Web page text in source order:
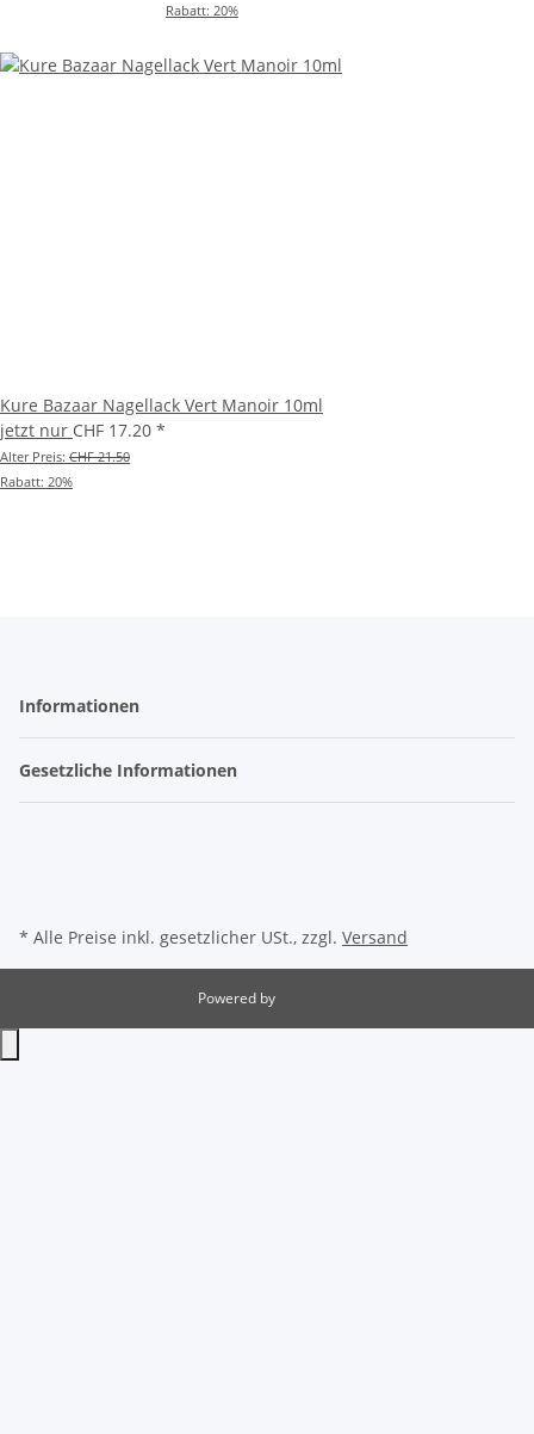
Rabatt: 20%
Kure Bazaar Nagellack Vert Manoir 10ml
jetzt nur CHF 17.20 *
Alter Preis: CHF 21.50
Rabatt: 20%
Informationen
Gesetzliche Informationen
* Alle Preise inkl. gesetzlicher USt., zzgl. Versand
Powered by